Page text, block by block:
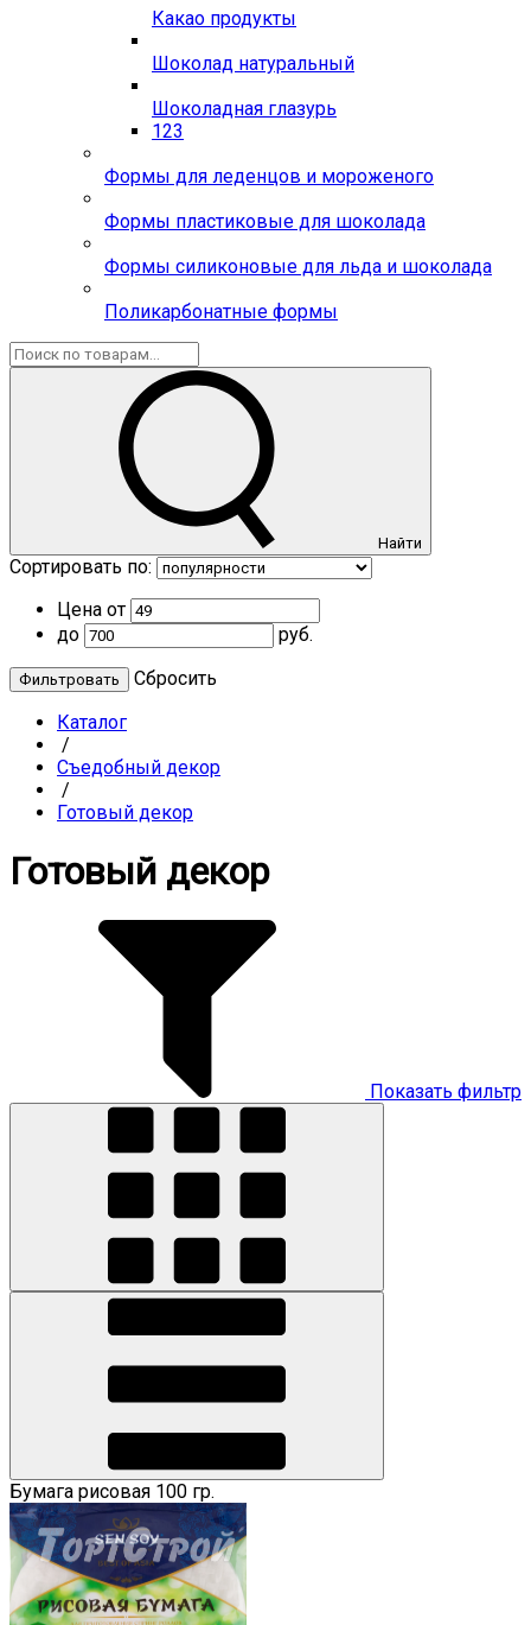
Какао продукты
Шоколад натуральный
Шоколадная глазурь
123
Формы для леденцов и мороженого
Формы пластиковые для шоколада
Формы силиконовые для льда и шоколада
Поликарбонатные формы
Найти
Сортировать по:
Цена от
до
руб.
Cбросить
Каталог
/
Съедобный декор
/
Готовый декор
Готовый декор
Показать фильтр
Бумага рисовая 100 гр.